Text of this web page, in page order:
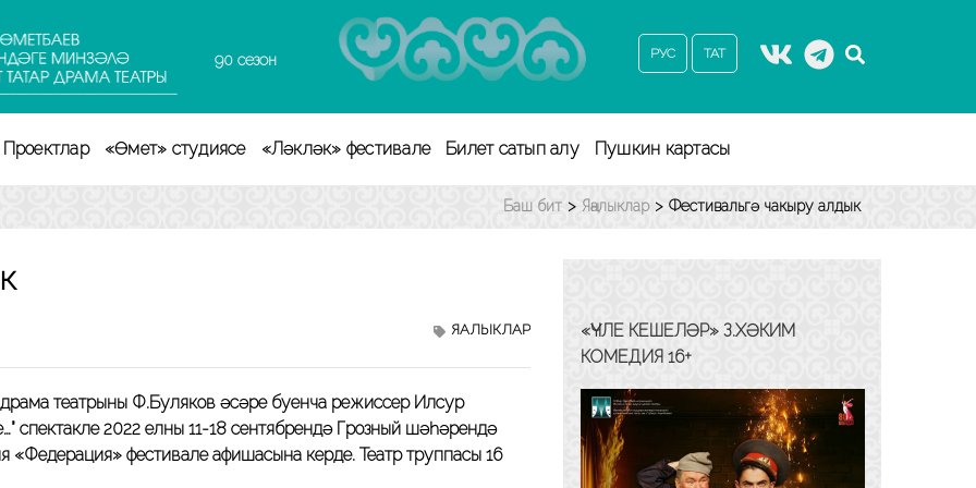
90 сезон РУС ТАТ
Проектлар «Өмет» студиясе «Ләкләк» фестивале Билет сатып алу Пушкин картасы
Баш бит > Яңалыклар > Фестивальгә чакыру алдык
ЯҢАЛЫКЛАР
театрының Ф.Буляков әсәре буенча режиссер Илсур
спектакле 2022 елның 11-18 сентябрендә Грозный шәһәрендә
«Федерация» фестивале афишасына керде. Театр труппасы 16
«ҮЧЛЕ КЕШЕЛӘР» З.ХӘКИМ
КОМЕДИЯ 16+